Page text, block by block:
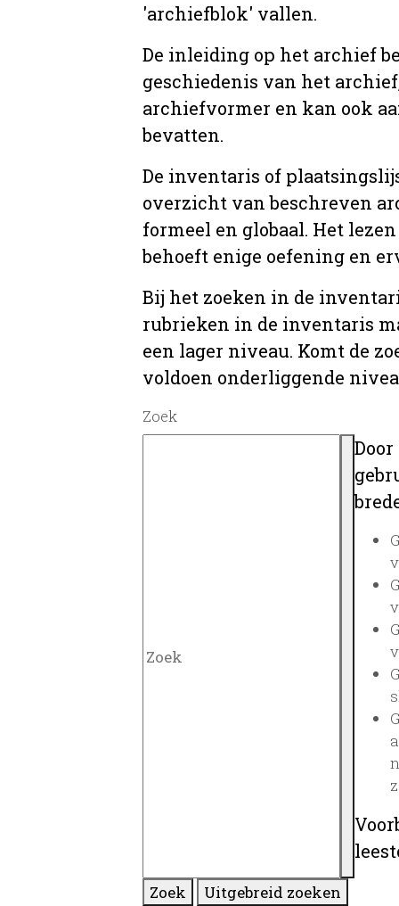
'archiefblok' vallen.
De inleiding op het archief
geschiedenis van het
archiefvormer en kan ook
bevatten.
De inventaris of
overzicht van beschreven
formeel en globaal. Het
behoeft enige oefening en
Bij het zoeken in de
rubrieken in de inventaris
een lager niveau. Komt de
voldoen onderliggende
Zoek
Zoek
Uitgebreid zoeken